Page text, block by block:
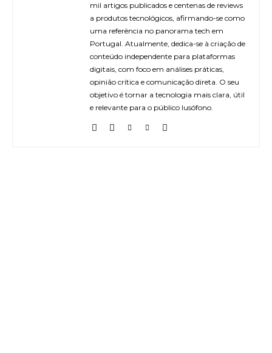
mil artigos publicados e centenas de reviews
a produtos tecnológicos, afirmando-se como
uma referência no panorama tech em
Portugal. Atualmente, dedica-se à criação de
conteúdo independente para plataformas
digitais, com foco em análises práticas,
opinião crítica e comunicação direta. O seu
objetivo é tornar a tecnologia mais clara, útil
e relevante para o público lusófono.